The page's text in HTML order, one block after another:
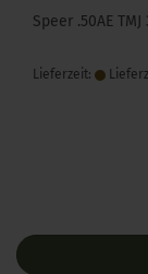
Speer .50AE
Lieferzeit: